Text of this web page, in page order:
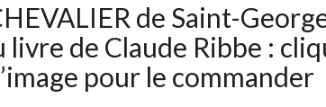
de Saint-
livre de Claude Ribbe :
pour le commander